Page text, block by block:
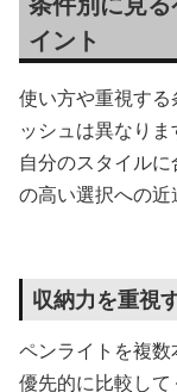
イント
使い方や重視す
ッシュは異なりま
自分のスタイル
の高い選択への近
収納力を重視
ペンライトを複
優先的に比較して